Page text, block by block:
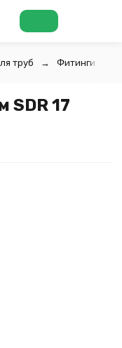
труб Фитинги для
SDR 17